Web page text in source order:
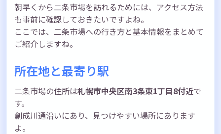
朝早くから二条市場を訪れるためには、アクセス方法
も事前に確認しておきたいですよね。
ここでは、二条市場への行き方と基本情報をまとめて
ご紹介しますね。
所在地と最寄り駅
二条市場の住所は札幌市中央区南3条東1丁目8付近で
す。
創成川通沿いにあり、見つけやすい場所にあります
よ。